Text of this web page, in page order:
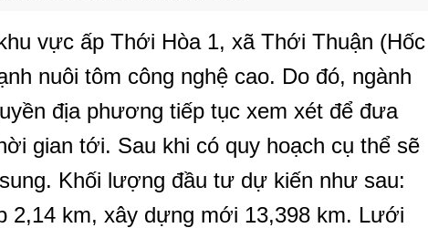
vực ấp Thới Hòa 1, xã Thới Thuận (Hốc
nuôi tôm công nghệ cao. Do đó, ngành
địa phương tiếp tục xem xét để đưa
gian tới. Sau khi có quy hoạch cụ thể sẽ
Khối lượng đầu tư dự kiến như sau:
2,14 km, xây dựng mới 13,398 km. Lưới